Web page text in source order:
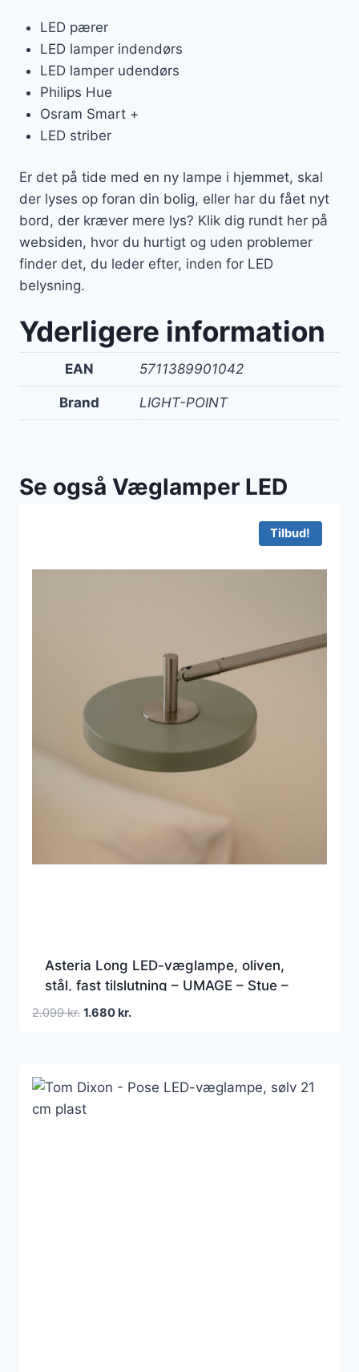
LED pærer
LED lamper indendørs
LED lamper udendørs
Philips Hue
Osram Smart +
LED striber
Er det på tide med en ny lampe i hjemmet, skal
der lyses op foran din bolig, eller har du fået nyt
bord, der kræver mere lys? Klik dig rundt her på
websiden, hvor du hurtigt og uden problemer
finder det, du leder efter, inden for LED
belysning.
Yderligere information
EAN 5711389901042
Brand LIGHT-POINT
Se også Væglamper LED
Tilbud!
Asteria Long LED-væglampe, oliven,
stål, fast tilslutning – UMAGE – Stue –
Design – Metal – Med én lyskilde
2.099kr. Den
2.099 kr..
1.680kr.
1.680 kr..